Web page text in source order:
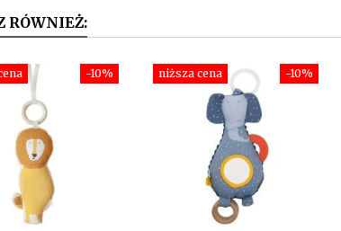
RÓWNIEŻ:
-10% -10%
niższa cena